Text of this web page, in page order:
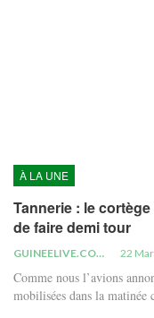
À LA UNE
Tannerie : le
de faire demi tour
GUINEELIVE.COM 22
Comme nous l’avions
mobilisées dans la